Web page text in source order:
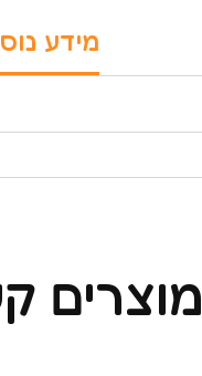
מידע
מוצרים